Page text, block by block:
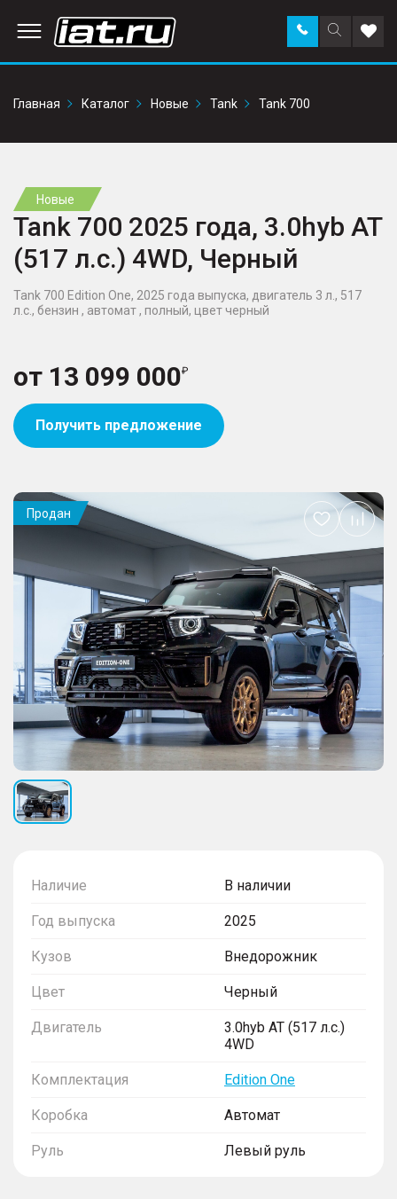
Поиск
по
Заказать
звонок в
Главная
Каталог Новые Tank Tank 700
Новые
Tank 700 2025 года, 3.0hyb AT
(517 л.с.) 4WD, Черный
Tank 700 Edition One, 2025 года выпуска, двигатель 3 л., 517
л.с., бензин , автомат , полный, цвет черный
от 13 099 000
Получить предложение
Наличие В наличии
Год выпуска 2025
Кузов Внедорожник
Цвет Черный
Двигатель
3.0hyb AT (517 л.с.)
4WD
Комплектация Edition One
Коробка Автомат
Руль Левый руль
Продан
Добавить
в
избранное